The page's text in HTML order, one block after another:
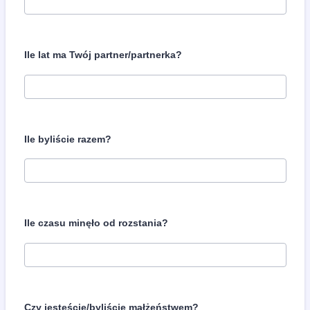
Ile lat ma Twój partner/partnerka?
Ile byliście razem?
Ile czasu minęło od rozstania?
Czy jesteście/byliście małżeństwem?